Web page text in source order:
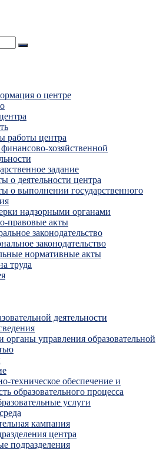
о центре
работы центра
хозяйственной
задание
о деятельности центра
о выполнении государственного
надзорными органами
правовые акты
законодательство
законодательство
нормативные акты
труда
деятельности
органы управления образовательной
техническое обеспечение и
образовательного процесса
услуги
кампания
центра
подразделения